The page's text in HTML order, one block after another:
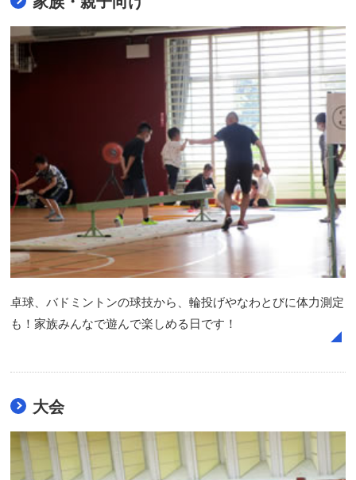
卓球、バドミントンの球技から、輪投げやなわとびに体力測定
も！家族みんなで遊んで楽しめる日です！
大会